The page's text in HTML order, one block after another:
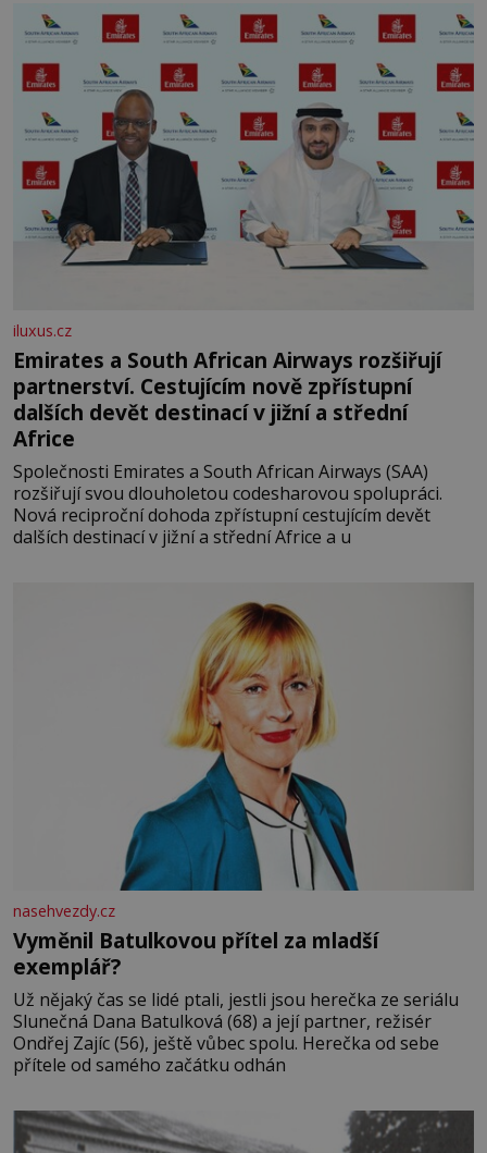
letního koupání. Stačí se však podívat
iluxus.cz
Emirates a South African Airways rozšiřují
partnerství. Cestujícím nově zpřístupní
dalších devět destinací v jižní a střední
Africe
Společnosti Emirates a South African Airways (SAA)
rozšiřují svou dlouholetou codesharovou spolupráci.
Nová reciproční dohoda zpřístupní cestujícím devět
dalších destinací v jižní a střední Africe a u
nasehvezdy.cz
Vyměnil Batulkovou přítel za mladší
exemplář?
Už nějaký čas se lidé ptali, jestli jsou herečka ze seriálu
Slunečná Dana Batulková (68) a její partner, režisér
Ondřej Zajíc (56), ještě vůbec spolu. Herečka od sebe
přítele od samého začátku odhán